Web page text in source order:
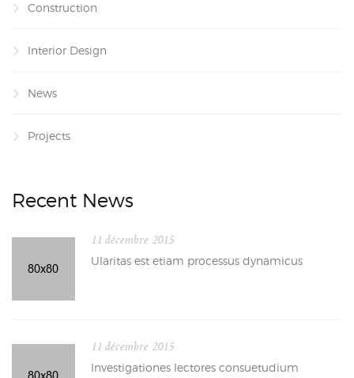
Construction
Interior Design
News
Projects
Recent News
11 décembre 2015
Ularitas est etiam processus dynamicus
11 décembre 2015
Investigationes lectores consuetudium